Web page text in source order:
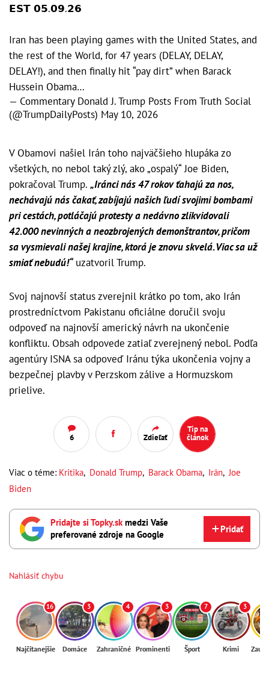
𝗘𝗦𝗧 𝟬𝟱.𝟬𝟵.𝟮𝟲
Iran has been playing games with the United States, and
the rest of the World, for 47 years (DELAY, DELAY,
DELAY!), and then finally hit “pay dirt” when Barack
Hussein Obama…
— Commentary Donald J. Trump Posts From Truth Social
(@TrumpDailyPosts) May 10, 2026
V Obamovi našiel Irán toho najväčšieho hlupáka zo
všetkých, no nebol taký zlý, ako „ospalý“ Joe Biden,
pokračoval Trump. „Iránci nás 47 rokov ťahajú za nos,
nechávajú nás čakať, zabíjajú našich ľudí svojimi bombami
pri cestách, potláčajú protesty a nedávno zlikvidovali
42.000 nevinných a neozbrojených demonštrantov, pričom
sa vysmievali našej krajine, ktorá je znovu skvelá. Viac sa už
smiať nebudú!“uzatvoril Trump.
Svoj najnovší status zverejnil krátko po tom, ako Irán
prostredníctvom Pakistanu oficiálne doručil svoju
odpoveď na najnovší americký návrh na ukončenie
konfliktu. Obsah odpovede zatiaľ zverejnený nebol. Podľa
agentúry ISNA sa odpoveď Iránu týka ukončenia vojny a
bezpečnej plavby v Perzskom zálive a Hormuzskom
prielive.
6 Zdieľať
Tip na
článok
Viac o téme: Kritika, Donald Trump, Barack Obama, Irán,Joe
Biden
Pridajte si Topky.skmedzi Vaše
preferované zdroje na Google
Pridať
Nahlásiť chybu
16
Najčítanejšie
3
Domáce
4
Zahraničné
3
Prominenti
7
Šport
3
Krimi